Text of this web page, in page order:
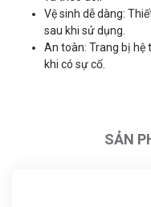
Vệ sinh dễ dàng:
sau khi sử dụng.
An toàn: Trang bị hệ
khi có sự cố.
SẢN